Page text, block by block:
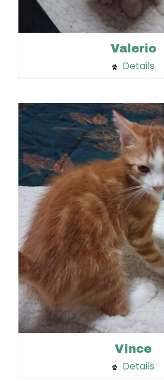
Valerio
Details
Vince
Details